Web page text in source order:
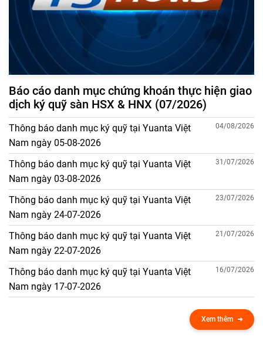
Báo cáo danh mục chứng khoán thực hiện giao
dịch ký quỹ sàn HSX & HNX (07/2026)
Thông báo danh mục ký quỹ tại Yuanta Việt
Nam ngày 05-08-2026
04/08/2026
Thông báo danh mục ký quỹ tại Yuanta Việt
Nam ngày 03-08-2026
31/07/2026
Thông báo danh mục ký quỹ tại Yuanta Việt
Nam ngày 24-07-2026
23/07/2026
Thông báo danh mục ký quỹ tại Yuanta Việt
Nam ngày 22-07-2026
21/07/2026
Thông báo danh mục ký quỹ tại Yuanta Việt
Nam ngày 17-07-2026
16/07/2026
Xem thêm